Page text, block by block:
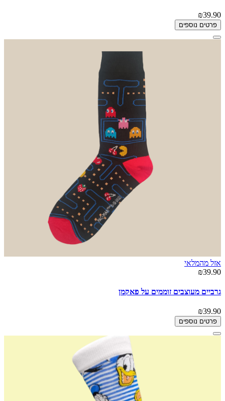
₪39.90
פרטים נוספים
אזל מהמלאי
₪39.90
גרביים מעוצבים זוממים על פאקמן
₪39.90
פרטים נוספים